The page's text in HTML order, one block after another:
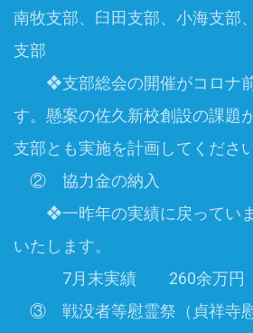
南牧支部、臼田支部、小海支部
支部
❖支部総会の開催がコロナ
す。懸案の佐久新校創設の課題
支部とも実施を計画してください
② 協力金の納入
❖一昨年の実績に戻ってい
いたします。
7月末実績 260余万円
③ 戦没者等慰霊祭（貞祥寺慰